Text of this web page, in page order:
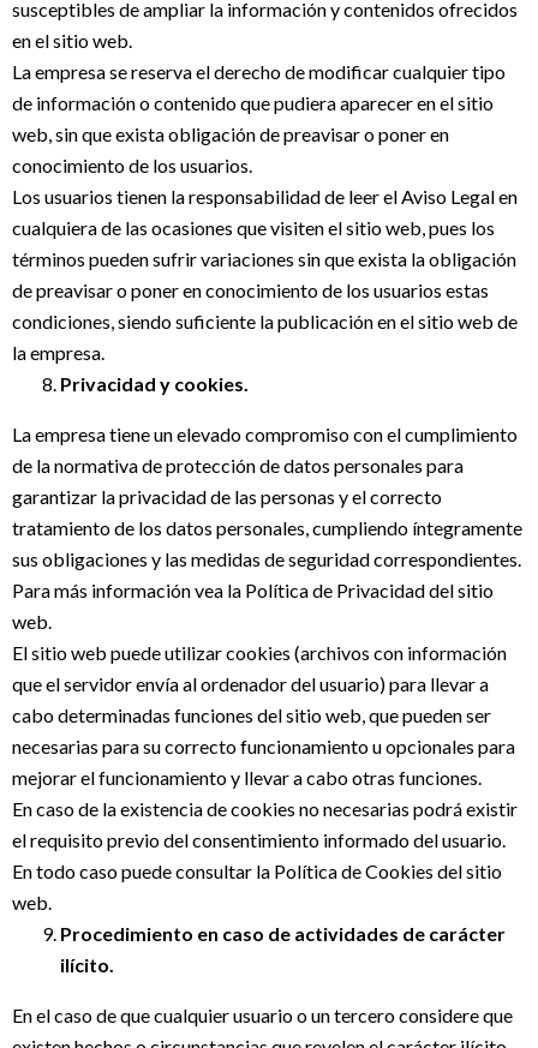
susceptibles de ampliar la información y contenidos ofrecidos
en el sitio web.
La empresa se reserva el derecho de modificar cualquier tipo
de información o contenido que pudiera aparecer en el sitio
web, sin que exista obligación de preavisar o poner en
conocimiento de los usuarios.
Los usuarios tienen la responsabilidad de leer el Aviso Legal en
cualquiera de las ocasiones que visiten el sitio web, pues los
términos pueden sufrir variaciones sin que exista la obligación
de preavisar o poner en conocimiento de los usuarios estas
condiciones, siendo suficiente la publicación en el sitio web de
la empresa.
Privacidad y cookies.
La empresa tiene un elevado compromiso con el cumplimiento
de la normativa de protección de datos personales para
garantizar la privacidad de las personas y el correcto
tratamiento de los datos personales, cumpliendo íntegramente
sus obligaciones y las medidas de seguridad correspondientes.
Para más información vea la Política de Privacidaddel sitio
web.
El sitio web puede utilizar cookies (archivos con información
que el servidor envía al ordenador del usuario) para llevar a
cabo determinadas funciones del sitio web, que pueden ser
necesarias para su correcto funcionamiento u opcionales para
mejorar el funcionamiento y llevar a cabo otras funciones.
En caso de la existencia de cookies no necesarias podrá existir
el requisito previo del consentimiento informado del usuario.
En todo caso puede consultar la Política de Cookies del sitio
web.
Procedimiento en caso de actividades de carácter
ilícito.
En el caso de que cualquier usuario o un tercero considere que